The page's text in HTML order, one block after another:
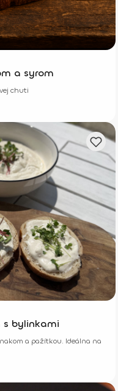
a syrom
chuti
bylinkami
a pažítkou. Ideálna na